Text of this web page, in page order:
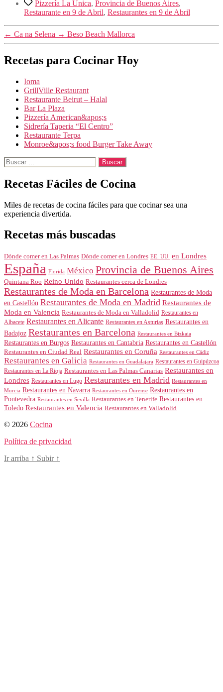
Pizzería La Única, Provincia de Buenos Aires,
Restaurante en 9 de Abril, Restaurantes en 9 de Abril
← Ca na Selena → Beso Beach Mallorca
Recetas para Cocinar Hoy
Ioma
GrillVille Restaurant
Restaurante Beirut – Halal
Bar La Plaza
Pizzería American&apos;s
Sidrería Taperia “El Centro”
Restaurante Terpa
Monroe&apos;s food Burger Take Away
Buscar:
Recetas Fáciles de Cocina
Miles de recetas de cocina fáciles para que cocinar sea una
experiencia divertida.
Recetas más buscadas
Dónde comer en Las Palmas Dónde comer en Londres EE. UU. en Londres
España Florida México Provincia de Buenos Aires
Quintana Roo Reino Unido Restaurantes cerca de Londres
Restaurantes de Moda en Barcelona Restaurantes de Moda
en Castellón Restaurantes de Moda en Madrid Restaurantes de
Moda en Valencia Restaurantes de Moda en Valladolid Restaurantes en
Albacete Restaurantes en Alicante Restaurantes en Asturias Restaurantes en
Badajoz Restaurantes en Barcelona Restaurantes en Bizkaia
Restaurantes en Burgos Restaurantes en Cantabria Restaurantes en Castellón
Restaurantes en Ciudad Real Restaurantes en Coruña Restaurantes en Cádiz
Restaurantes en Galicia Restaurantes en Guadalajara Restaurantes en Guipúzcoa
Restaurantes en La Rioja Restaurantes en Las Palmas Canarias Restaurantes en
Londres Restaurantes en Lugo Restaurantes en Madrid Restaurantes en
Murcia Restaurantes en Navarra Restaurantes en Ourense Restaurantes en
Pontevedra Restaurantes en Sevilla Restaurantes en Tenerife Restaurantes en
Toledo Restaurantes en Valencia Restaurantes en Valladolid
© 2026 Cocina
Política de privacidad
Ir arriba ↑ Subir ↑